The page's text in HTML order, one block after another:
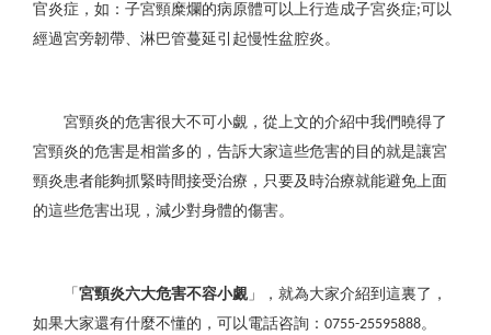
官炎症，如：子宮頸糜爛的病原體可以上行造成子宮炎症;可以
經過宮旁韌帶、淋巴管蔓延引起慢性盆腔炎。
宮頸炎的危害很大不可小覷，從上文的介紹中我們曉得了
宮頸炎的危害是相當多的，告訴大家這些危害的目的就是讓宮
頸炎患者能夠抓緊時間接受治療，只要及時治療就能避免上面
的這些危害出現，減少對身體的傷害。
「 宮頸炎六大危害不容小覷 」，就為大家介紹到這裏了，
如果大家還有什麼不懂的，可以電話咨詢： 0755-25595888。